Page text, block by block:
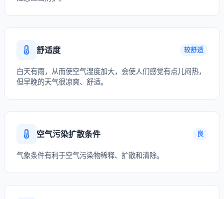
舒适度 较舒适
白天有雨，从而使空气湿度加大，会使人们感觉有点儿闷热，
但早晚的天气很凉爽、舒适。
空气污染扩散条件 良
气象条件有利于空气污染物稀释、扩散和清除。